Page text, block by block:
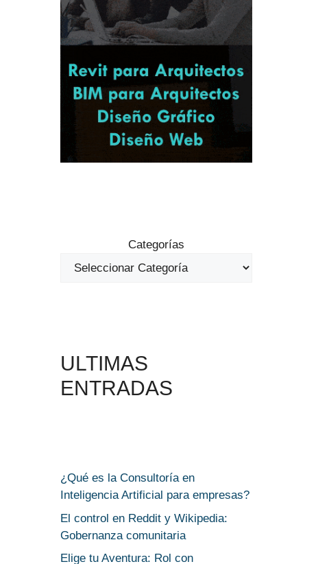
Categorías
ULTIMAS
ENTRADAS
¿Qué es la Consultoría en
Inteligencia Artificial para empresas?
El control en Reddit y Wikipedia:
Gobernanza comunitaria
Elige tu Aventura: Rol con